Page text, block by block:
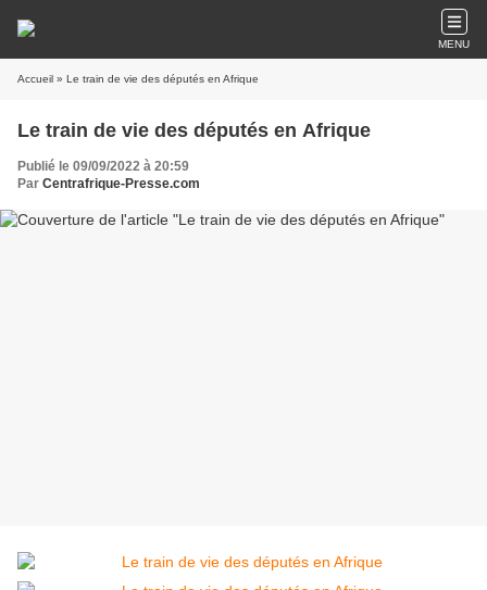
MENU
Accueil » Le train de vie des députés en Afrique
Le train de vie des députés en Afrique
Publié le 09/09/2022 à 20:59
Par Centrafrique-Presse.com